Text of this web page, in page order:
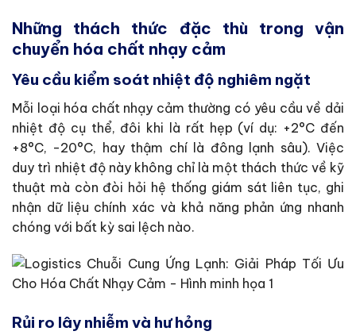
Những thách thức đặc thù trong vận
chuyển hóa chất nhạy cảm
Yêu cầu kiểm soát nhiệt độ nghiêm ngặt
Mỗi loại hóa chất nhạy cảm thường có yêu cầu về dải
nhiệt độ cụ thể, đôi khi là rất hẹp (ví dụ: +2°C đến
+8°C, -20°C, hay thậm chí là đông lạnh sâu). Việc
duy trì nhiệt độ này không chỉ là một thách thức về kỹ
thuật mà còn đòi hỏi hệ thống giám sát liên tục, ghi
nhận dữ liệu chính xác và khả năng phản ứng nhanh
chóng với bất kỳ sai lệch nào.
Rủi ro lây nhiễm và hư hỏng